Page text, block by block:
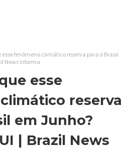
esse fenômeno climático reserva para o Brasil
News Informa
esse
reserva
em Junho?
| Brazil News